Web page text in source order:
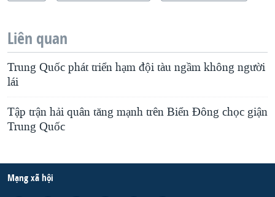
Liên quan
Trung Quốc phát triển hạm đội tàu ngầm không người
lái
Tập trận hải quân tăng mạnh trên Biển Đông chọc giận
Trung Quốc
Mạng xã hội